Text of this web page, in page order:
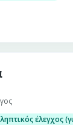
διαταραχές σε
έλεγχος